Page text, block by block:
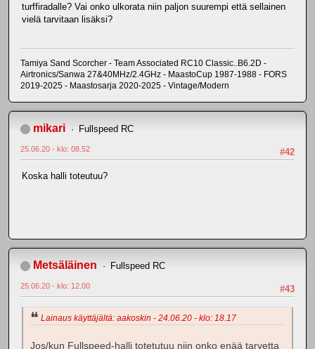
turffiradalle? Vai onko ulkorata niin paljon suurempi että sellainen
vielä tarvitaan lisäksi?
Tamiya Sand Scorcher - Team Associated RC10 Classic..B6.2D -
Airtronics/Sanwa 27&40MHz/2.4GHz - MaastoCup 1987-1988 - FORS
2019-2025 - Maastosarja 2020-2025 - Vintage/Modern
mikari Fullspeed RC
#42
25.06.20 - klo: 08.52
Koska halli toteutuu?
Metsäläinen Fullspeed RC
#43
25.06.20 - klo: 12.00
Lainaus käyttäjältä: aakoskin - 24.06.20 - klo: 18.17
Jos/kun Fullspeed-halli totetutuu niin onko enää tarvetta